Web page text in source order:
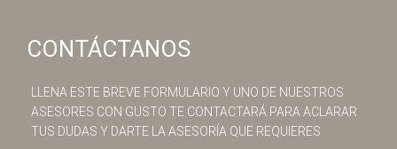
CONTÁCTANOS
LLENA ESTE BREVE FORMULARIO Y UNO DE NUESTROS
ASESORES CON GUSTO TE CONTACTARÁ PARA ACLARAR
TUS DUDAS Y DARTE LA ASESORÍA QUE REQUIERES